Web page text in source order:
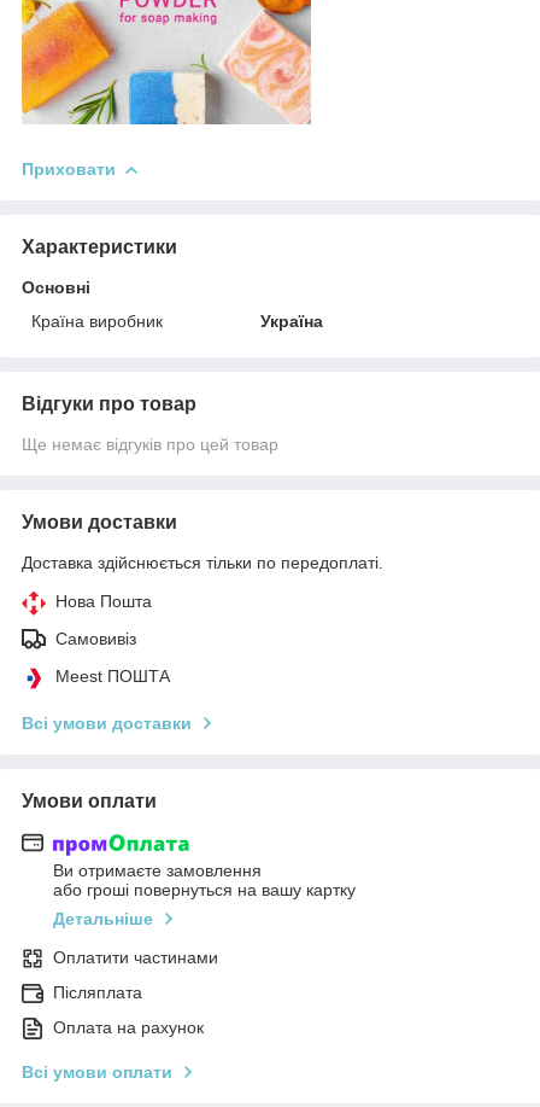
Приховати
Характеристики
Основні
Країна виробник
Україна
Відгуки про товар
Ще немає відгуків про цей товар
Умови доставки
Доставка здійснюється тільки по передоплаті.
Нова Пошта
Самовивіз
Meest ПОШТА
Всі умови доставки
Умови оплати
Ви отримаєте замовлення
або гроші повернуться на вашу картку
Детальніше
Оплатити частинами
Післяплата
Оплата на рахунок
Всі умови оплати